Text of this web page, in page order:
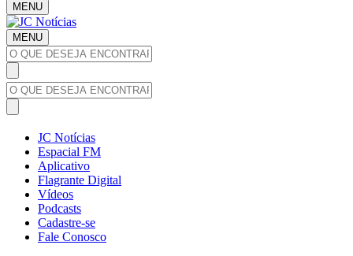
MENU
MENU
JC Notícias
Espacial FM
Aplicativo
Flagrante Digital
Vídeos
Podcasts
Cadastre-se
Fale Conosco